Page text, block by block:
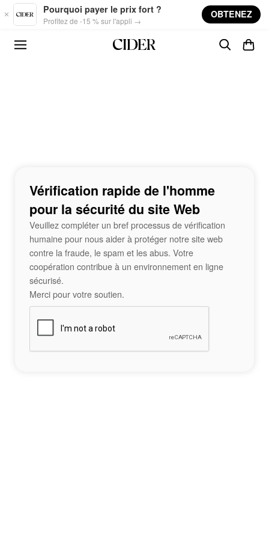
Skip to main content
Pourquoi payer le prix fort ?
Profitez de -15 % sur l'appli →
OBTENEZ
Vérification rapide de l'homme
pour la sécurité du site Web
Veuillez compléter un bref processus de vérification
humaine pour nous aider à protéger notre site web
contre la fraude, le spam et les abus. Votre
coopération contribue à un environnement en ligne
sécurisé.
Merci pour votre soutien.